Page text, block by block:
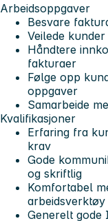
Arbeidsoppgaver
Besvare
Veilede
Håndtere
fakturaer
Følge opp
oppgaver
Samarbeide
Kvalifikasjoner
Erfaring fra
krav
Gode
og skriftlig
Komfortabel
arbeidsverktøy
Generelt